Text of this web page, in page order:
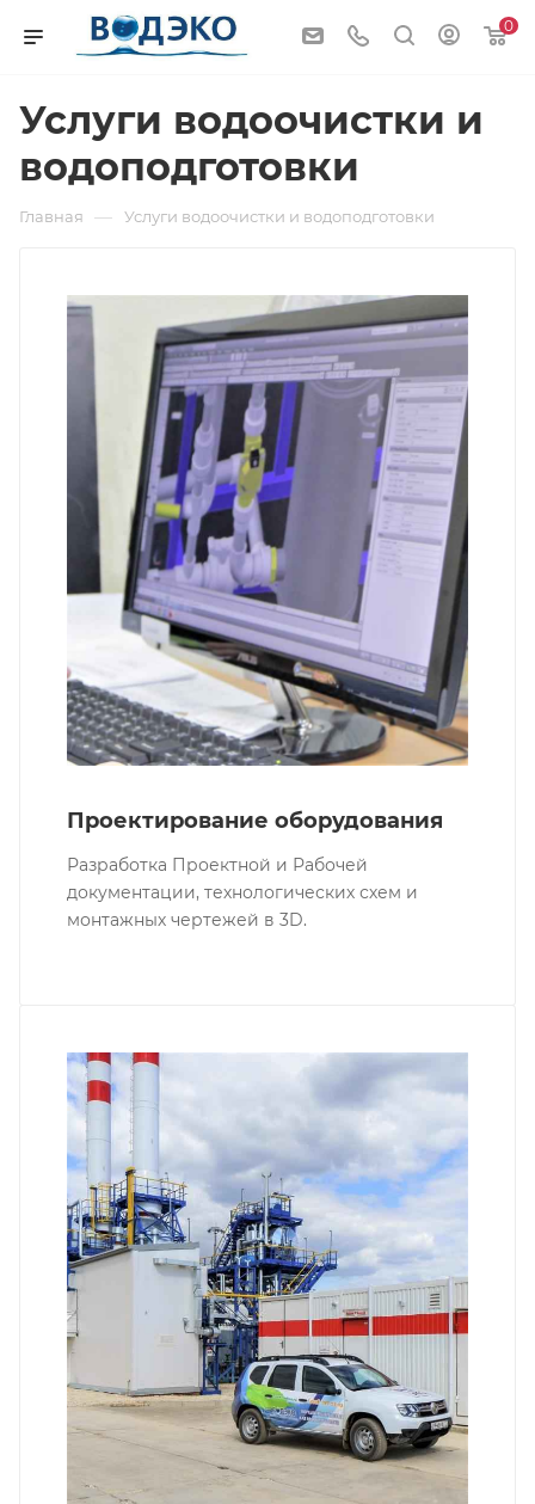
0
Услуги водоочистки и
водоподготовки
Главная — Услуги водоочистки и водоподготовки
Проектирование оборудования
Разработка Проектной и Рабочей
документации, технологических схем и
монтажных чертежей в 3D.